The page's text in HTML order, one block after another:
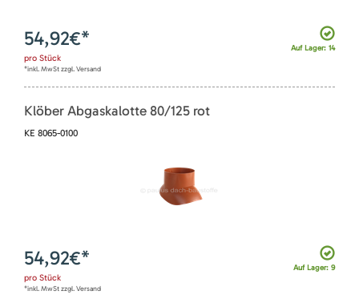
Auf Lager: 14
54,92€*
pro Stück
*inkl. MwSt zzgl. Versand
Klöber Abgaskalotte 80/125 rot
KE 8065-0100
Auf Lager: 9
54,92€*
pro Stück
*inkl. MwSt zzgl. Versand